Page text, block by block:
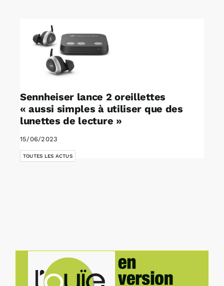
Rechercher:
Annonces emploi
Sennheiser lance 2 oreillettes
« aussi simples à utiliser que des
lunettes de lecture »
15/06/2023
TOUTES LES ACTUS